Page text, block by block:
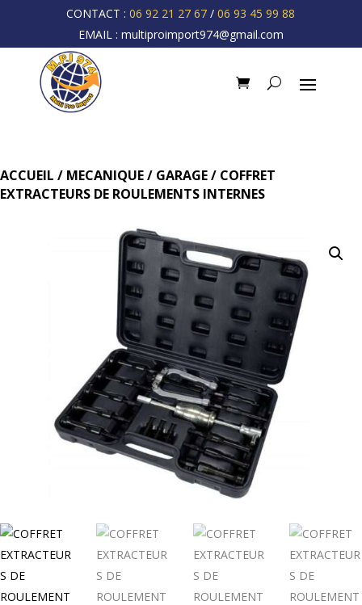
CONTACT :06 92 21 27 67 /06 93 45 99 88
EMAIL : multiproimport974@gmail.com
ACCUEIL / MECANIQUE/ GARAGE/ COFFRET
EXTRACTEURS DE ROULEMENTS INTERNES